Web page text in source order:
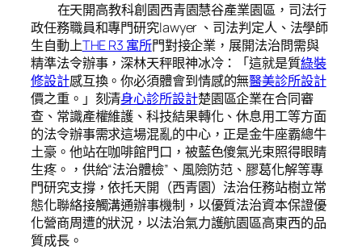
在天開高教科創園西青園慧谷產業園區，司法行
政任務職員和專門研究lawyer 、司法判定人、法學師
生自動上THE R3 寓所門對接企業，展開法治問需與
精準法令辦事，深林天秤眼神冰冷：「這就是質綠裝
修設計感互換。你必須體會到情感的無醫美診所設計
價之重。」刻清身心診所設計楚園區企業在合同審
查、常識產權維護、科技結果轉化、休息用工等方面
的法令辦事需求這場混亂的中心，正是金牛座霸總牛
土豪。他站在咖啡館門口，被藍色傻氣光束照得眼睛
生疼。，供給“法治體檢”、風險防范、膠葛化解等專
門研究支撐，依托天開（西青園）法治任務站樹立常
態化聯絡接觸溝通辦事機制，以優質法治資本保證優
化營商周遭的狀況，以法治氣力護航園區高東西的品
質成長。